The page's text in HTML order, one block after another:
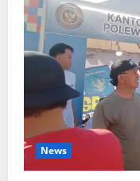
News